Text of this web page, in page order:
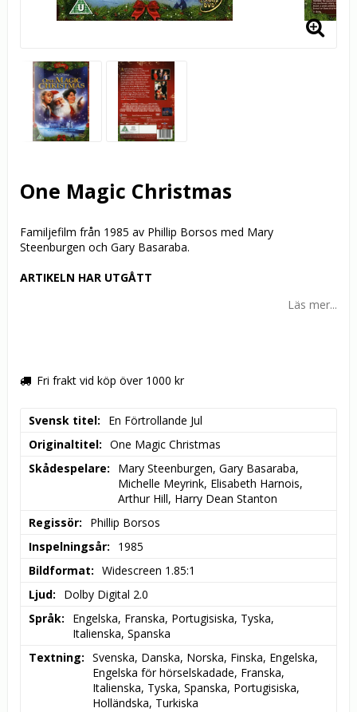
One Magic Christmas
Familjefilm från 1985 av Phillip Borsos med Mary
Steenburgen och Gary Basaraba.
ARTIKELN HAR UTGÅTT
Läs mer...
Fri frakt vid köp över 1000 kr
Svensk titel
En Förtrollande Jul
Originaltitel
One Magic Christmas
Skådespelare
Mary Steenburgen, Gary Basaraba,
Michelle Meyrink, Elisabeth Harnois,
Arthur Hill, Harry Dean Stanton
Regissör
Phillip Borsos
Inspelningsår
1985
Bildformat
Widescreen 1.85:1
Ljud
Dolby Digital 2.0
Språk
Engelska, Franska, Portugisiska, Tyska,
Italienska, Spanska
Textning
Svenska, Danska, Norska, Finska, Engelska,
Engelska för hörselskadade, Franska,
Italienska, Tyska, Spanska, Portugisiska,
Holländska, Turkiska